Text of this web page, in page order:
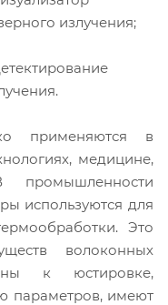
излучения;
применяются в
медицине,
промышленности
используются для
Это
волоконных
к юстировке,
параметров, имеют